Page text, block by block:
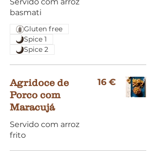
basmati
Gluten free
Spice 1
Spice 2
Agridoce de
Porco com
Maracujá
Servido com arroz
frito
16 €